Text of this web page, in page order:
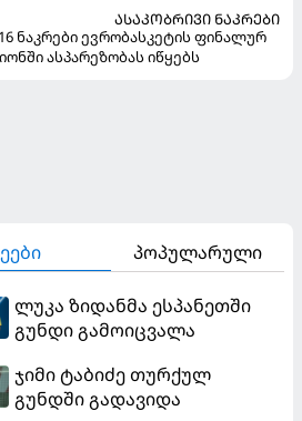
ᲐᲡᲐᲙᲝᲑᲠᲘᲕᲘ ᲜᲐᲙᲠᲔᲑᲘ
ნაკრები ევრობასკეტის ფინალურ
ასპარეზობას იწყებს
პოპულარული
ლუკა ზიდანმა ესპანეთში
გუნდი გამოიცვალა
ჯიმი ტაბიძე თურქულ
გუნდში გადავიდა